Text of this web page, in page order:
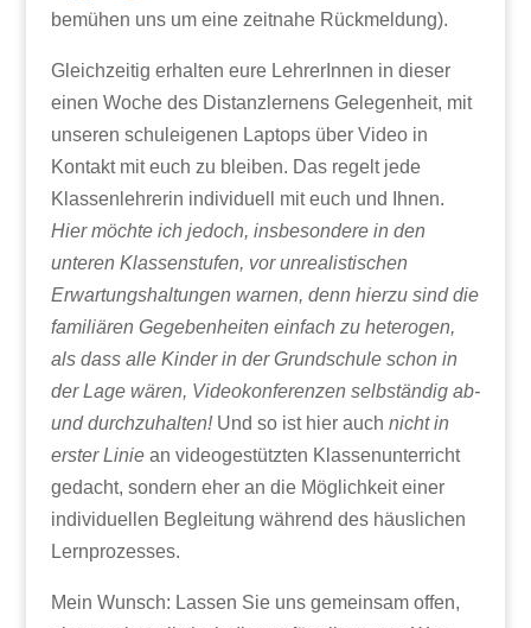
bemühen uns um eine zeitnahe Rückmeldung).
Gleichzeitig erhalten eure LehrerInnen in dieser
einen Woche des Distanzlernens Gelegenheit, mit
unseren schuleigenen Laptops über Video in
Kontakt mit euch zu bleiben. Das regelt jede
Klassenlehrerin individuell mit euch und Ihnen.
Hier möchte ich jedoch, insbesondere in den
unteren Klassenstufen, vor unrealistischen
Erwartungshaltungen warnen, denn hierzu sind die
familiären Gegebenheiten einfach zu heterogen,
als dass alle Kinder in der Grundschule schon in
der Lage wären, Videokonferenzen selbständig ab-
und durchzuhalten!Und so ist hier auch nicht in
erster Liniean videogestützten Klassenunterricht
gedacht, sondern eher an die Möglichkeit einer
individuellen Begleitung während des häuslichen
Lernprozesses.
Mein Wunsch: Lassen Sie uns gemeinsam offen,